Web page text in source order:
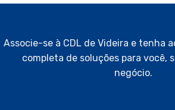
Associe-se à CDL de Videira e tenha
completa de soluções para você,
negócio.